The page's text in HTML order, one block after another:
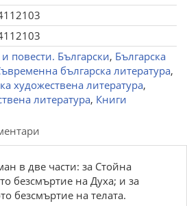
повести. Български, Българска
българска литература,
художествена литература,
литература, Книги
в две части: за Стойна
безсмъртие на Духа; и за
безсмъртие на телата.